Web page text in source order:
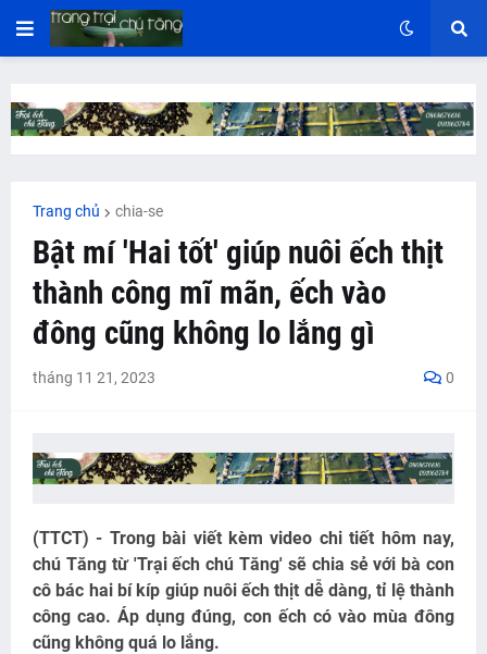
Trang chủ chia-se
Bật mí 'Hai tốt' giúp nuôi ếch thịt
thành công mĩ mãn, ếch vào
đông cũng không lo lắng gì
tháng 11 21, 2023 0
(TTCT) - Trong bài viết kèm video chi tiết hôm nay,
chú Tăng từ 'Trại ếch chú Tăng' sẽ chia sẻ với bà con
cô bác hai bí kíp giúp nuôi ếch thịt dễ dàng, tỉ lệ thành
công cao. Áp dụng đúng, con ếch có vào mùa đông
cũng không quá lo lắng.